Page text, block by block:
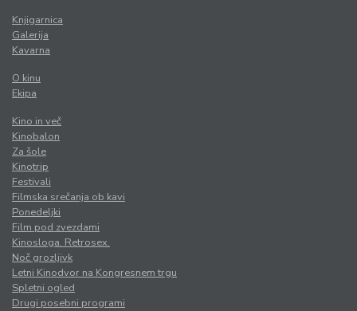
Knjigarnica
Galerija
Kavarna
O kinu
Ekipa
Kino in več
Kinobalon
Za šole
Kinotrip
Festivali
Filmska srečanja ob kavi
Ponedeljki
Film pod zvezdami
Kinosloga. Retrosex.
Noč grozljivk
Letni Kinodvor na Kongresnem trgu
Spletni ogled
Drugi posebni programi